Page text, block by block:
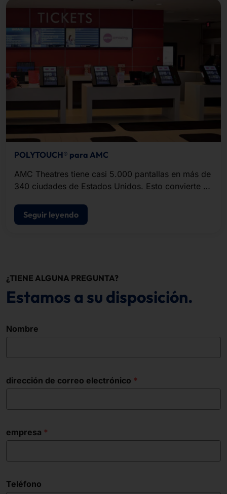
POLYTOUCH® para AMC
AMC Theatres tiene casi 5.000 pantallas en más de
340 ciudades de Estados Unidos. Esto convierte a
cadenas de cines. El diseño tecnológico y visual
del POLYTOUCH® CLASSIC 24 impresionó a los
Seguir leyendo
¿TIENE ALGUNA PREGUNTA?
Estamos a su disposición.
Nombre
dirección de correo electrónico
empresa
Teléfono